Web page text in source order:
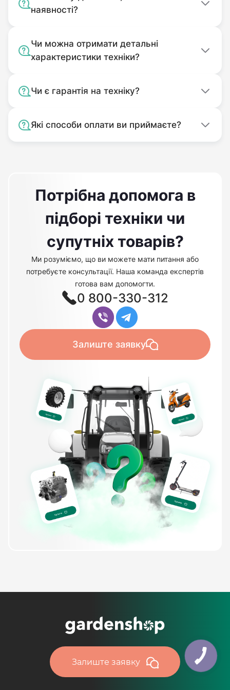
обязательствами и позволит Вам качественно
наявності?
Чи можна отримати детальні
характеристики техніки?
Чи є гарантія на техніку?
Які способи оплати ви приймаєте?
Потрібна допомога в
підборі техніки чи
супутніх товарів?
Ми розуміємо, що ви можете мати питання або
потребуєте консультації. Наша команда експертів
готова вам допомогти.
0 800-330-312
Залиште заявку
Залиште заявку